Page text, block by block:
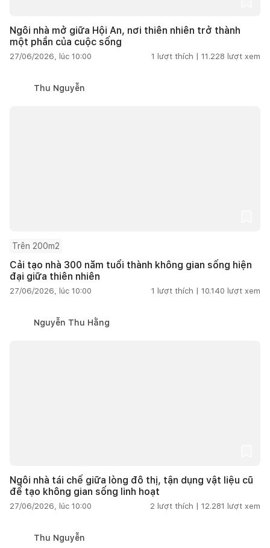
Ngôi nhà mở giữa Hội An, nơi thiên nhiên trở thành
một phần của cuộc sống
27/06/2026, lúc 10:00 1 lượt thích | 11.228 lượt xem
Thu Nguyễn
Trên 200m2
Cải tạo nhà 300 năm tuổi thành không gian sống hiện
đại giữa thiên nhiên
27/06/2026, lúc 10:00 1 lượt thích | 10.140 lượt xem
Nguyễn Thu Hằng
Ngôi nhà tái chế giữa lòng đô thị, tận dụng vật liệu cũ
để tạo không gian sống linh hoạt
27/06/2026, lúc 10:00 2 lượt thích | 12.281 lượt xem
Thu Nguyễn